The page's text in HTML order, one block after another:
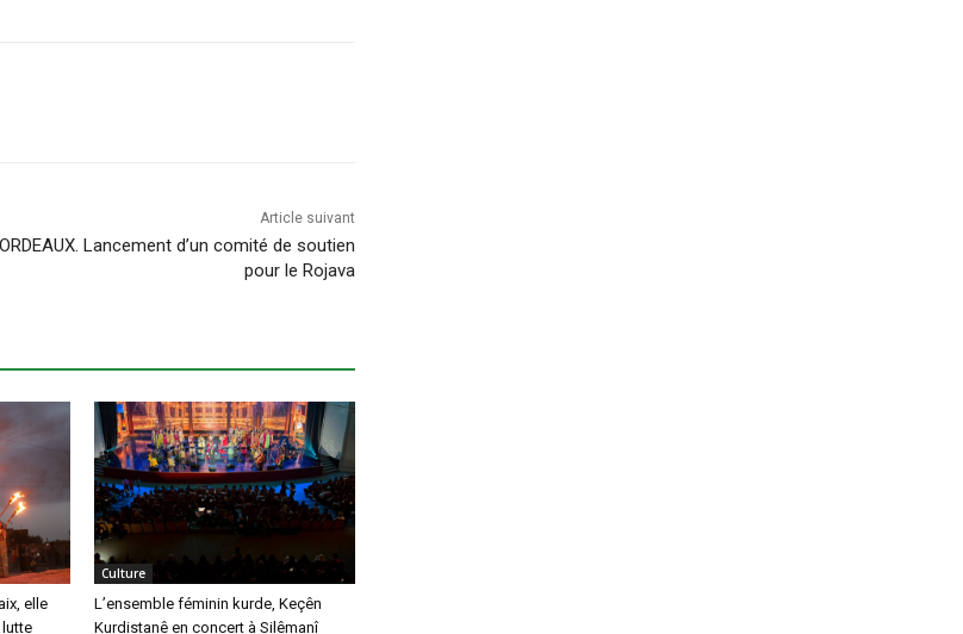
Article suivant
Lancement d’un comité de soutien
pour le Rojava
elle
Culture
L’ensemble féminin kurde, Keçên
Kurdistanê en concert à Silêmanî